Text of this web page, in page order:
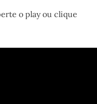
o play ou clique